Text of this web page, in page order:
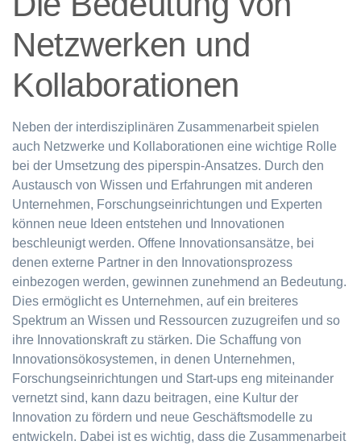
Netzwerken und
Kollaborationen
Neben der interdisziplinären Zusammenarbeit spielen
auch Netzwerke und Kollaborationen eine wichtige Rolle
bei der Umsetzung des piperspin-Ansatzes. Durch den
Austausch von Wissen und Erfahrungen mit anderen
Unternehmen, Forschungseinrichtungen und Experten
können neue Ideen entstehen und Innovationen
beschleunigt werden. Offene Innovationsansätze, bei
denen externe Partner in den Innovationsprozess
einbezogen werden, gewinnen zunehmend an Bedeutung.
Dies ermöglicht es Unternehmen, auf ein breiteres
Spektrum an Wissen und Ressourcen zuzugreifen und so
ihre Innovationskraft zu stärken. Die Schaffung von
Innovationsökosystemen, in denen Unternehmen,
Forschungseinrichtungen und Start-ups eng miteinander
vernetzt sind, kann dazu beitragen, eine Kultur der
Innovation zu fördern und neue Geschäftsmodelle zu
entwickeln. Dabei ist es wichtig, dass die Zusammenarbeit